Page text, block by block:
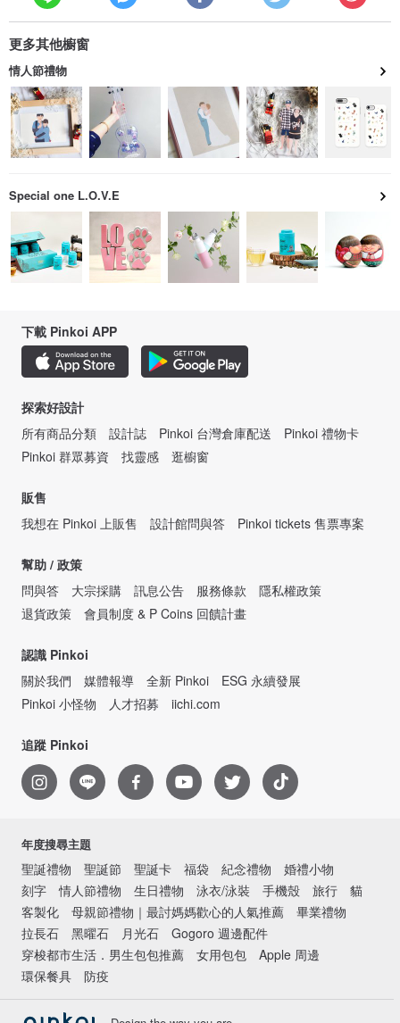
更多其他櫥窗
情人節禮物
Special one L.O.V.E
下載 Pinkoi APP
探索好設計
所有商品分類
設計誌 Pinkoi 台灣倉庫配送
Pinkoi 禮物卡
Pinkoi 群眾募資
找靈感 逛櫥窗
販售
我想在 Pinkoi 上販售
設計館問與答 Pinkoi tickets 售票專案
幫助 / 政策
問與答
大宗採購 訊息公告 服務條款
隱私權政策
退貨政策
會員制度 & P Coins 回饋計畫
認識 Pinkoi
關於我們
媒體報導 全新 Pinkoi
ESG 永續發展
Pinkoi 小怪物
人才招募 iichi.com
追蹤 Pinkoi
年度搜尋主題
聖誕禮物 聖誕節 聖誕卡 福袋 紀念禮物
婚禮小物
刻字
情人節禮物 生日禮物 泳衣/泳裝 手機殼 旅行
貓
客製化
母親節禮物｜最討媽媽歡心的人氣推薦
畢業禮物
拉長石
黑曜石 月光石
Gogoro 週邊配件
穿梭都市生活．男生包包推薦
女用包包
Apple 周邊
環保餐具
防疫